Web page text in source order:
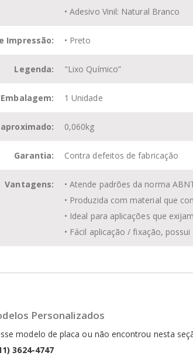
• Adesivo Vinil: Natural Branco
Impressão: • Preto
Legenda: "Lixo Químico”
1 Unidade
0,060kg
Garantia: Contra defeitos de fabricação
Vantagens:
• Atende padrões da norma
• Produzida com material que
• Ideal para aplicações que
• Fácil aplicação / fixação,
Personalizados
modelo de placa ou não encontrou nesta
3624-4747